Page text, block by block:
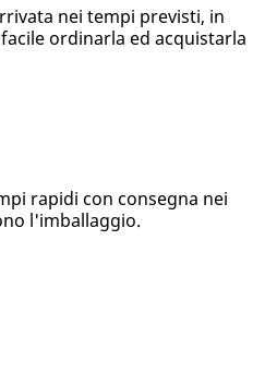
nei tempi previsti, in
ordinarla ed acquistarla
rapidi con consegna nei
l'imballaggio.